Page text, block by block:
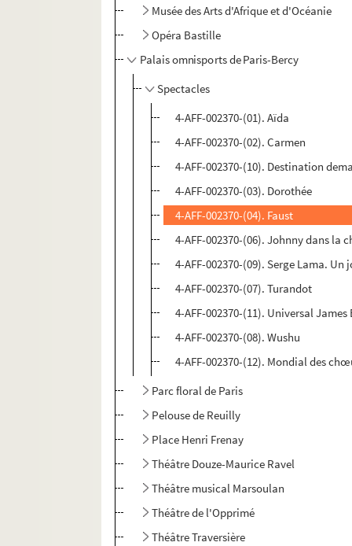
Musée des Arts d'Afrique et d'Océanie
Opéra Bastille
Palais omnisports de Paris-Bercy
Spectacles
4-AFF-002370-(01). Aïda
4-AFF-002370-(02). Carmen
4-AFF-002370-(10). Destination
4-AFF-002370-(03). Dorothée
4-AFF-002370-(04). Faust
4-AFF-002370-(06). Johnny dans la
4-AFF-002370-(09). Serge Lama. Un
4-AFF-002370-(07). Turandot
4-AFF-002370-(11). Universal
4-AFF-002370-(08). Wushu
4-AFF-002370-(12). Mondial des
Parc floral de Paris
Pelouse de Reuilly
Place Henri Frenay
Théâtre Douze-Maurice Ravel
Théâtre musical Marsoulan
Théâtre de l'Opprimé
Théâtre Traversière